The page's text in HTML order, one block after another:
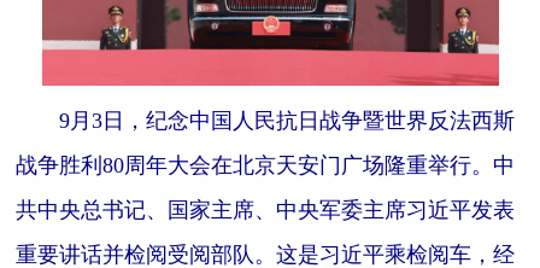
9月3日，纪念中国人民抗日战争暨世界反法西斯
战争胜利80周年大会在北京天安门广场隆重举行。中
共中央总书记、国家主席、中央军委主席习近平发表
重要讲话并检阅受阅部队。这是习近平乘检阅车，经